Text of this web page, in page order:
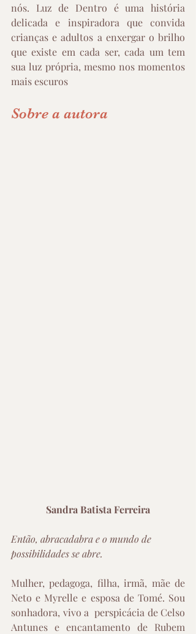
nós. Luz de Dentro é uma história
delicada e inspiradora que convida
crianças e adultos a enxergar o brilho
que existe em cada ser, cada um tem
sua luz própria, mesmo nos momentos
mais escuros
Sobre a autora
Sandra Batista Ferreira
Então, abracadabra e o mundo de
possibilidades se abre.
Mulher, pedagoga, filha, irmã, mãe de
Neto e Myrelle e esposa de Tomé. Sou
sonhadora, vivo a  perspicácia de Celso
Antunes e encantamento de Rubem